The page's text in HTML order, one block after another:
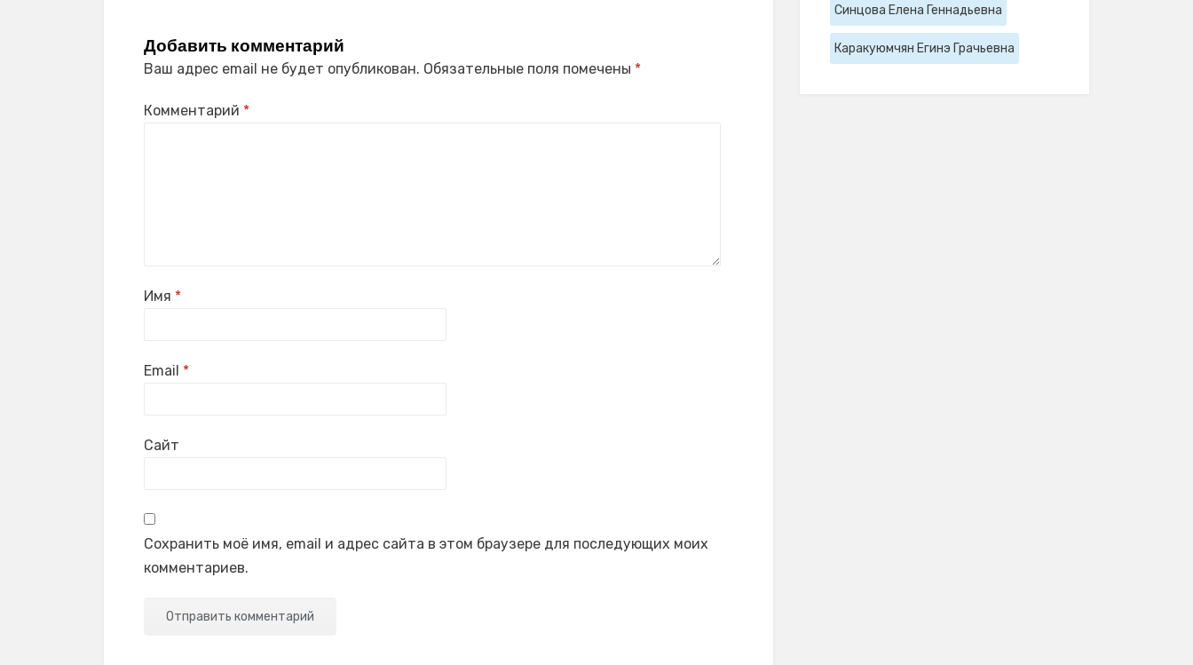
Добавить комментарий
Ваш адрес email не будет опубликован. Обязательные поля помечены *
Комментарий *
Имя *
Email *
Сайт
Сохранить моё имя, email и адрес сайта в этом браузере для последующих моих
комментариев.
Синцова Елена Геннадьевна
Каракуюмчян Егинэ Грачьевна